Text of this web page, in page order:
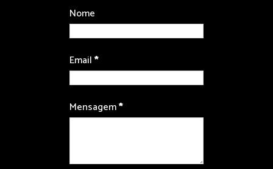
Nome
Email*
Mensagem*